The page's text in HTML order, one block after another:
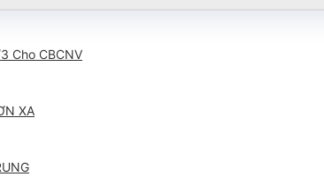
Cho CBCNV
XA